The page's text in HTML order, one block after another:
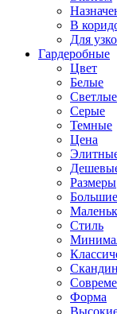
В
Для
Гардеробные
Цвет
Белые
Светлые
Серые
Темные
Цена
Размеры
Большие
Стиль
Форма